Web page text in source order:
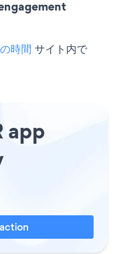
時間 サイト内で
app